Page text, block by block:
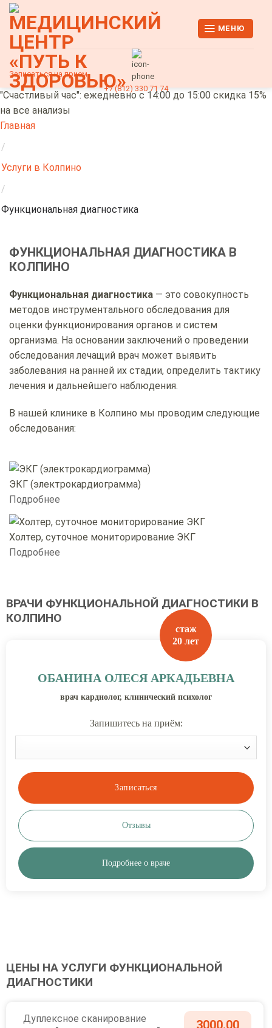
Skip
content
МЕНЮ
+7 (812) 330 71 74
Записаться на прием
"Счастливый час": ежедневно с 14:00 до 15:00 скидка 15%
на все анализы
Главная
/
Услуги в Колпино
/
Функциональная диагностика
ФУНКЦИОНАЛЬНАЯ ДИАГНОСТИКА В
КОЛПИНО
Функциональная диагностика — это совокупность
методов инструментального обследования для
оценки функционирования органов и систем
организма. На основании заключений о проведении
обследования лечащий врач может выявить
заболевания на ранней их стадии, определить тактику
лечения и дальнейшего наблюдения.
В нашей клинике в Колпино мы проводим следующие
обследования:
ЭКГ (электрокардиограмма)
Подробнее
Холтер, суточное мониторирование ЭКГ
Подробнее
ВРАЧИ ФУНКЦИОНАЛЬНОЙ ДИАГНОСТИКИ В
КОЛПИНО
стаж
20 лет
ОБАНИНА ОЛЕСЯ АРКАДЬЕВНА
врач кардиолог, клинический психолог
Запишитесь на приём:
Отзывы
Подробнее о враче
ЦЕНЫ НА УСЛУГИ ФУНКЦИОНАЛЬНОЙ
ДИАГНОСТИКИ
Дуплексное сканирование
3000.00